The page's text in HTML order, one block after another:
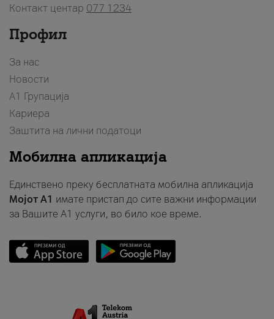
Контакт центар 077 1234
Профил
За нас
Новости
А1 Групација
Кариера
Заштита на лични податоци
Мобилна апликација
Единствено преку бесплатната мобилна апликација
Мојот A1 имате пристап до сите важни информации
за Вашите A1 услуги, во било кое време.